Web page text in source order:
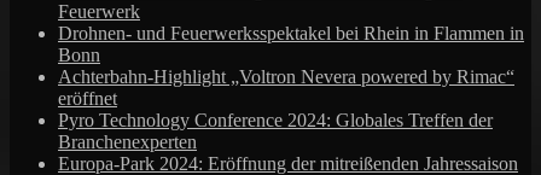
Feuerwerk
Drohnen- und Feuerwerksspektakel bei Rhein in Flammen in
Bonn
Achterbahn-Highlight „Voltron Nevera powered by Rimac“
eröffnet
Pyro Technology Conference 2024: Globales Treffen der
Branchenexperten
Europa-Park 2024: Eröffnung der mitreißenden Jahressaison